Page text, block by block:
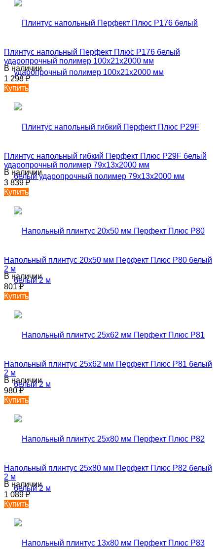
Плинтус напольный Перфект Плюс P176 белый
ударопрочный полимер 100х21х2000 мм
В наличии
1 298₽
Купить
Плинтус напольный гибкий Перфект Плюс P29F белый
ударопрочный полимер 79х13х2000 мм
В наличии
3 839₽
Купить
Напольный плинтус 20х50 мм Перфект Плюс P80 белый
2 м
В наличии
801₽
Купить
Напольный плинтус 25х62 мм Перфект Плюс P81 белый
2 м
В наличии
980₽
Купить
Напольный плинтус 25х80 мм Перфект Плюс P82 белый
2 м
В наличии
1 089₽
Купить